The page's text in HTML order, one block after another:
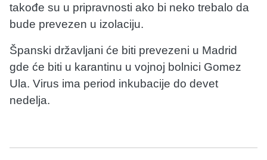
takođe su u pripravnosti ako bi neko trebalo da
bude prevezen u izolaciju.
Španski državljani će biti prevezeni u Madrid
gde će biti u karantinu u vojnoj bolnici Gomez
Ula. Virus ima period inkubacije do devet
nedelja.